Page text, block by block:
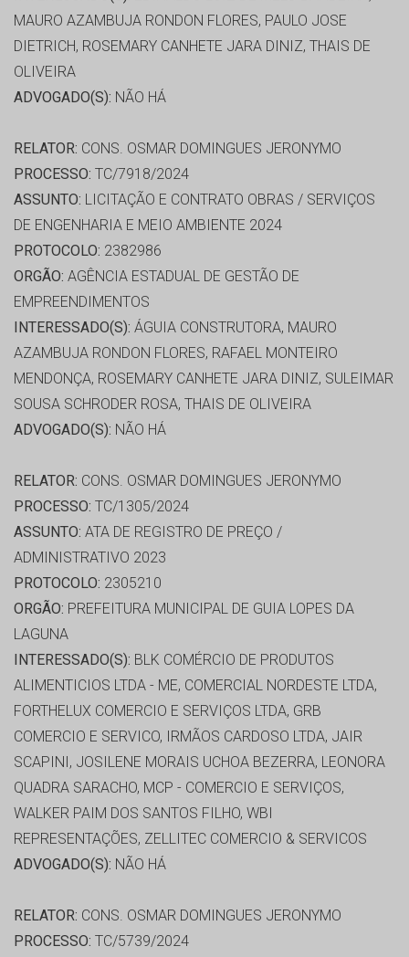
MAURO AZAMBUJA RONDON FLORES, PAULO JOSE
DIETRICH, ROSEMARY CANHETE JARA DINIZ, THAIS DE
OLIVEIRA
ADVOGADO(S): NÃO HÁ
RELATOR: CONS. OSMAR DOMINGUES JERONYMO
PROCESSO: TC/7918/2024
ASSUNTO: LICITAÇÃO E CONTRATO OBRAS / SERVIÇOS
DE ENGENHARIA E MEIO AMBIENTE 2024
PROTOCOLO: 2382986
ORGÃO: AGÊNCIA ESTADUAL DE GESTÃO DE
EMPREENDIMENTOS
INTERESSADO(S): ÁGUIA CONSTRUTORA, MAURO
AZAMBUJA RONDON FLORES, RAFAEL MONTEIRO
MENDONÇA, ROSEMARY CANHETE JARA DINIZ, SULEIMAR
SOUSA SCHRODER ROSA, THAIS DE OLIVEIRA
ADVOGADO(S): NÃO HÁ
RELATOR: CONS. OSMAR DOMINGUES JERONYMO
PROCESSO: TC/1305/2024
ASSUNTO: ATA DE REGISTRO DE PREÇO /
ADMINISTRATIVO 2023
PROTOCOLO: 2305210
ORGÃO: PREFEITURA MUNICIPAL DE GUIA LOPES DA
LAGUNA
INTERESSADO(S): BLK COMÉRCIO DE PRODUTOS
ALIMENTICIOS LTDA - ME, COMERCIAL NORDESTE LTDA,
FORTHELUX COMERCIO E SERVIÇOS LTDA, GRB
COMERCIO E SERVICO, IRMÃOS CARDOSO LTDA, JAIR
SCAPINI, JOSILENE MORAIS UCHOA BEZERRA, LEONORA
QUADRA SARACHO, MCP - COMERCIO E SERVIÇOS,
WALKER PAIM DOS SANTOS FILHO, WBI
REPRESENTAÇÕES, ZELLITEC COMERCIO & SERVICOS
ADVOGADO(S): NÃO HÁ
RELATOR: CONS. OSMAR DOMINGUES JERONYMO
PROCESSO: TC/5739/2024